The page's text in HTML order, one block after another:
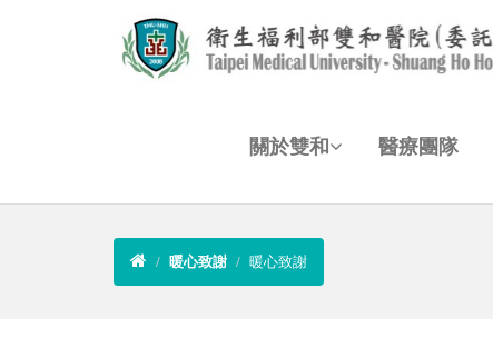
關於雙和 醫療團隊
暖心致謝 暖心致謝